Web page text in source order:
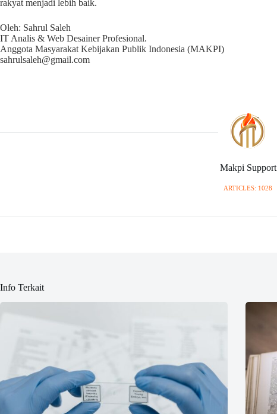
rakyat menjadi lebih baik.
Oleh: Sahrul Saleh
IT Analis & Web Desainer Profesional.
Anggota Masyarakat Kebijakan Publik Indonesia (MAKPI)
sahrulsaleh@gmail.com
Makpi Support
ARTICLES: 1028
Info Terkait